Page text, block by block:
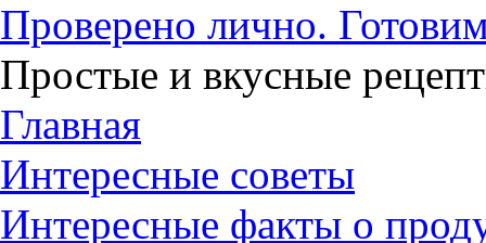
Проверено лично.
Простые и вкусные
Главная
Интересные советы
Интересные факты о